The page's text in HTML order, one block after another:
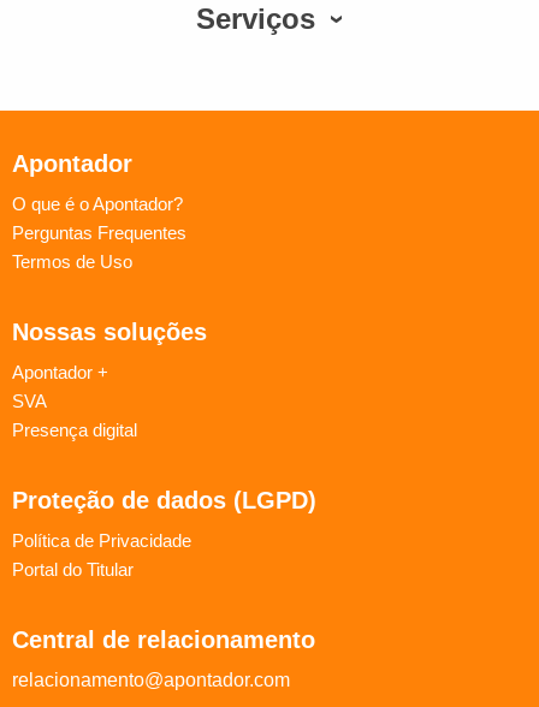
Serviços
Apontador
O que é o Apontador?
Perguntas Frequentes
Termos de Uso
Nossas soluções
Apontador +
SVA
Presença digital
Proteção de dados (LGPD)
Política de Privacidade
Portal do Titular
Central de relacionamento
relacionamento@apontador.com